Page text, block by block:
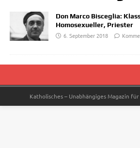
Don Marco Bisceglia:
Homosexueller, Priester
6. September 2018
Katholisches – Unabhängiges Magazin